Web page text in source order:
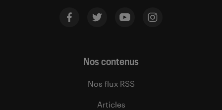
Nos contenus
Nos flux RSS
Articles